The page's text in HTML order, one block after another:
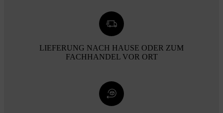
LIEFERUNG NACH HAUSE ODER ZUM
FACHHANDEL VOR ORT